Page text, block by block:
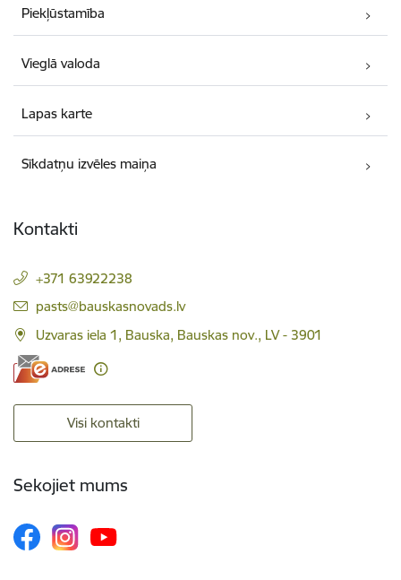
Piekļūstamība
Vieglā valoda
Lapas karte
Sīkdatņu izvēles maiņa
Kontakti
+371 63922238
E-pasts:
pasts@bauskasnovads.lv
Uzvaras iela 1, Bauska, Bauskas nov., LV - 3901
Visi kontakti
Sekojiet mums